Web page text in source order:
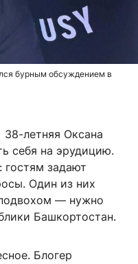
бурным обсуждением в
летняя Оксана
себя на эрудицию.
задают
Один из них
— нужно
Башкортостан.
Блогер